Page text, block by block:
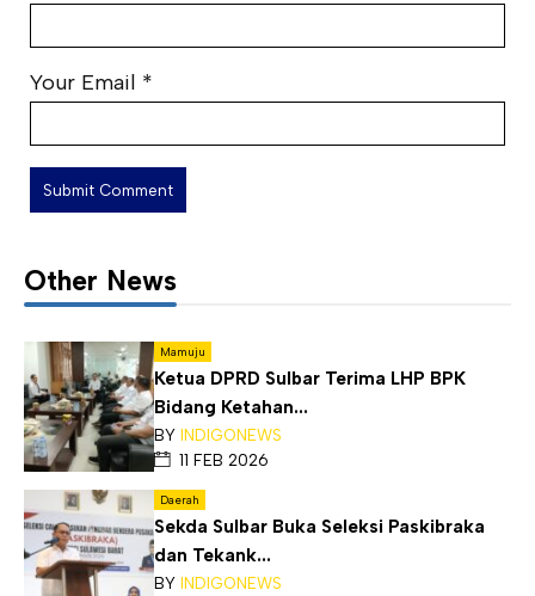
Your Email *
Other News
Mamuju
Ketua DPRD Sulbar Terima LHP BPK
Bidang Ketahan...
BY INDIGONEWS
11 FEB 2026
Daerah
Sekda Sulbar Buka Seleksi Paskibraka
dan Tekank...
BY INDIGONEWS